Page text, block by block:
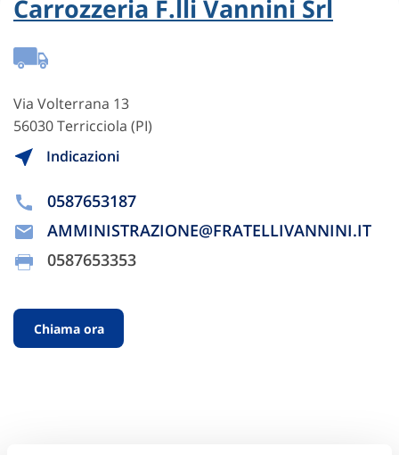
Carrozzeria F.lli Vannini Srl
Via Volterrana 13
56030 Terricciola (PI)
Indicazioni
0587653187
AMMINISTRAZIONE@FRATELLIVANNINI.IT
0587653353
Chiama ora